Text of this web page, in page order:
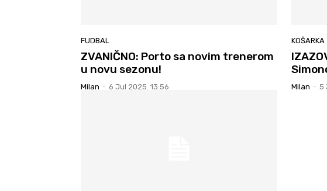
FUDBAL
ZVANIČNO: Porto sa novim trenerom
u novu sezonu!
Milan - 6 Jul 2025. 13:56
KOŠARKA
Milan - 5